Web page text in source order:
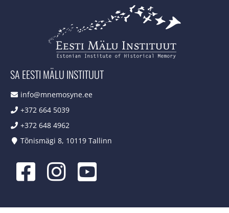
SA EESTI MÄLU INSTITUUT
info@mnemosyne.ee
+372 664 5039
+372 648 4962
Tõnismägi 8, 10119 Tallinn